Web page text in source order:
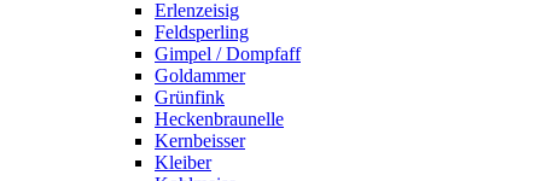
Erlenzeisig
Feldsperling
Gimpel / Dompfaff
Goldammer
Grünfink
Heckenbraunelle
Kernbeisser
Kleiber